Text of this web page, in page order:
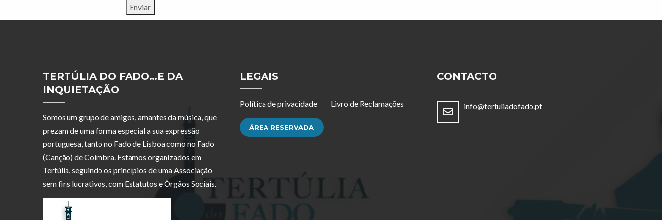
TERTÚLIA DO FADO…E DA
INQUIETAÇÃO
Somos um grupo de amigos, amantes da música, que
prezam de uma forma especial a sua expressão
portuguesa, tanto no Fado de Lisboa como no Fado
(Canção) de Coimbra. Estamos organizados em
Tertúlia, seguindo os princípios de uma Associação
sem fins lucrativos, com Estatutos e Órgãos Sociais.
LEGAIS
Política de privacidade Livro de Reclamações
ÁREA RESERVADA
CONTACTO
info@tertuliadofado.pt